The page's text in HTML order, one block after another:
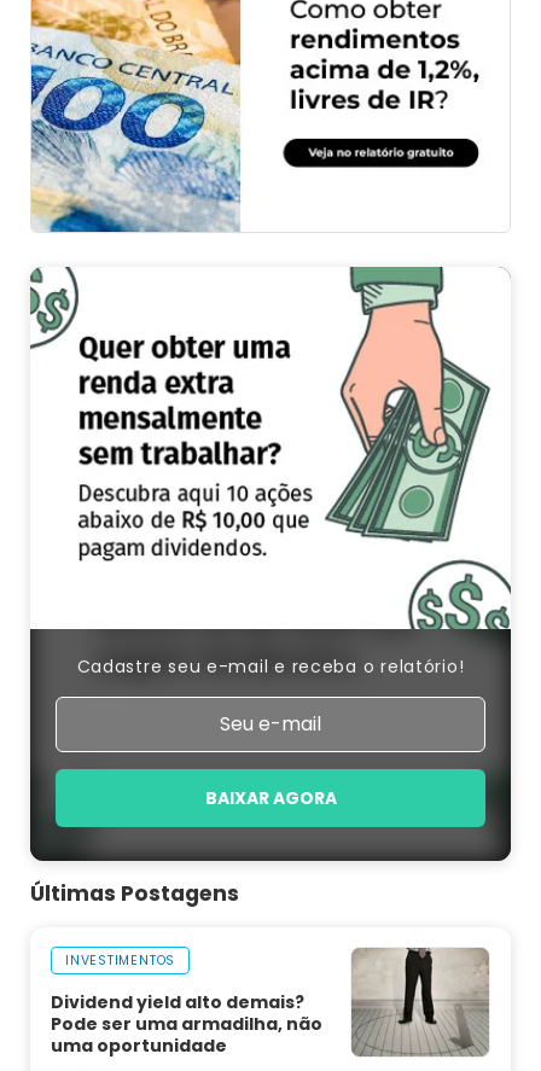
Cadastre seu e-mail e receba o relatório!
BAIXAR AGORA
Últimas Postagens
INVESTIMENTOS
Dividend yield alto demais?
Pode ser uma armadilha, não
uma oportunidade